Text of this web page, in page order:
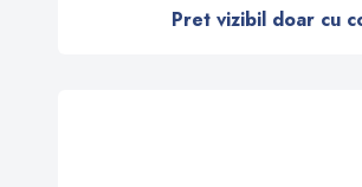
Pret vizibil doar cu